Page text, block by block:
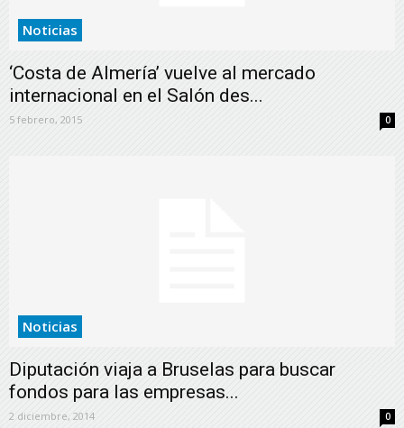
Noticias
‘Costa de Almería’ vuelve al mercado
internacional en el Salón des...
5 febrero, 2015 0
Noticias
Diputación viaja a Bruselas para buscar
fondos para las empresas...
2 diciembre, 2014 0